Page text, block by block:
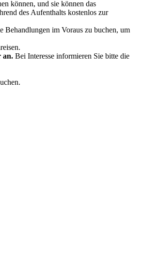
können, und sie können das
des Aufenthalts kostenlos zur
Behandlungen im Voraus zu buchen, um
an. Bei Interesse informieren Sie bitte die